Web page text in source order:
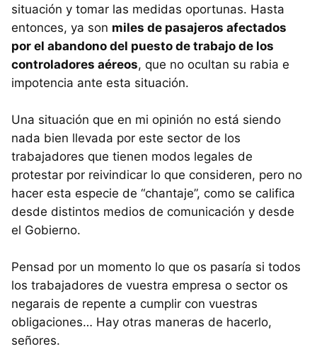
situación y tomar las medidas oportunas. Hasta
entonces, ya son miles de pasajeros afectados
por el abandono del puesto de trabajo de los
controladores aéreos, que no ocultan su rabia e
impotencia ante esta situación.
Una situación que en mi opinión no está siendo
nada bien llevada por este sector de los
trabajadores que tienen modos legales de
protestar por reivindicar lo que consideren, pero no
hacer esta especie de “chantaje”, como se califica
desde distintos medios de comunicación y desde
el Gobierno.
Pensad por un momento lo que os pasaría si todos
los trabajadores de vuestra empresa o sector os
negarais de repente a cumplir con vuestras
obligaciones… Hay otras maneras de hacerlo,
señores.